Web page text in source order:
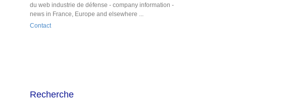
du web industrie de défense - company information -
news in France, Europe and elsewhere ...
Contact
Recherche